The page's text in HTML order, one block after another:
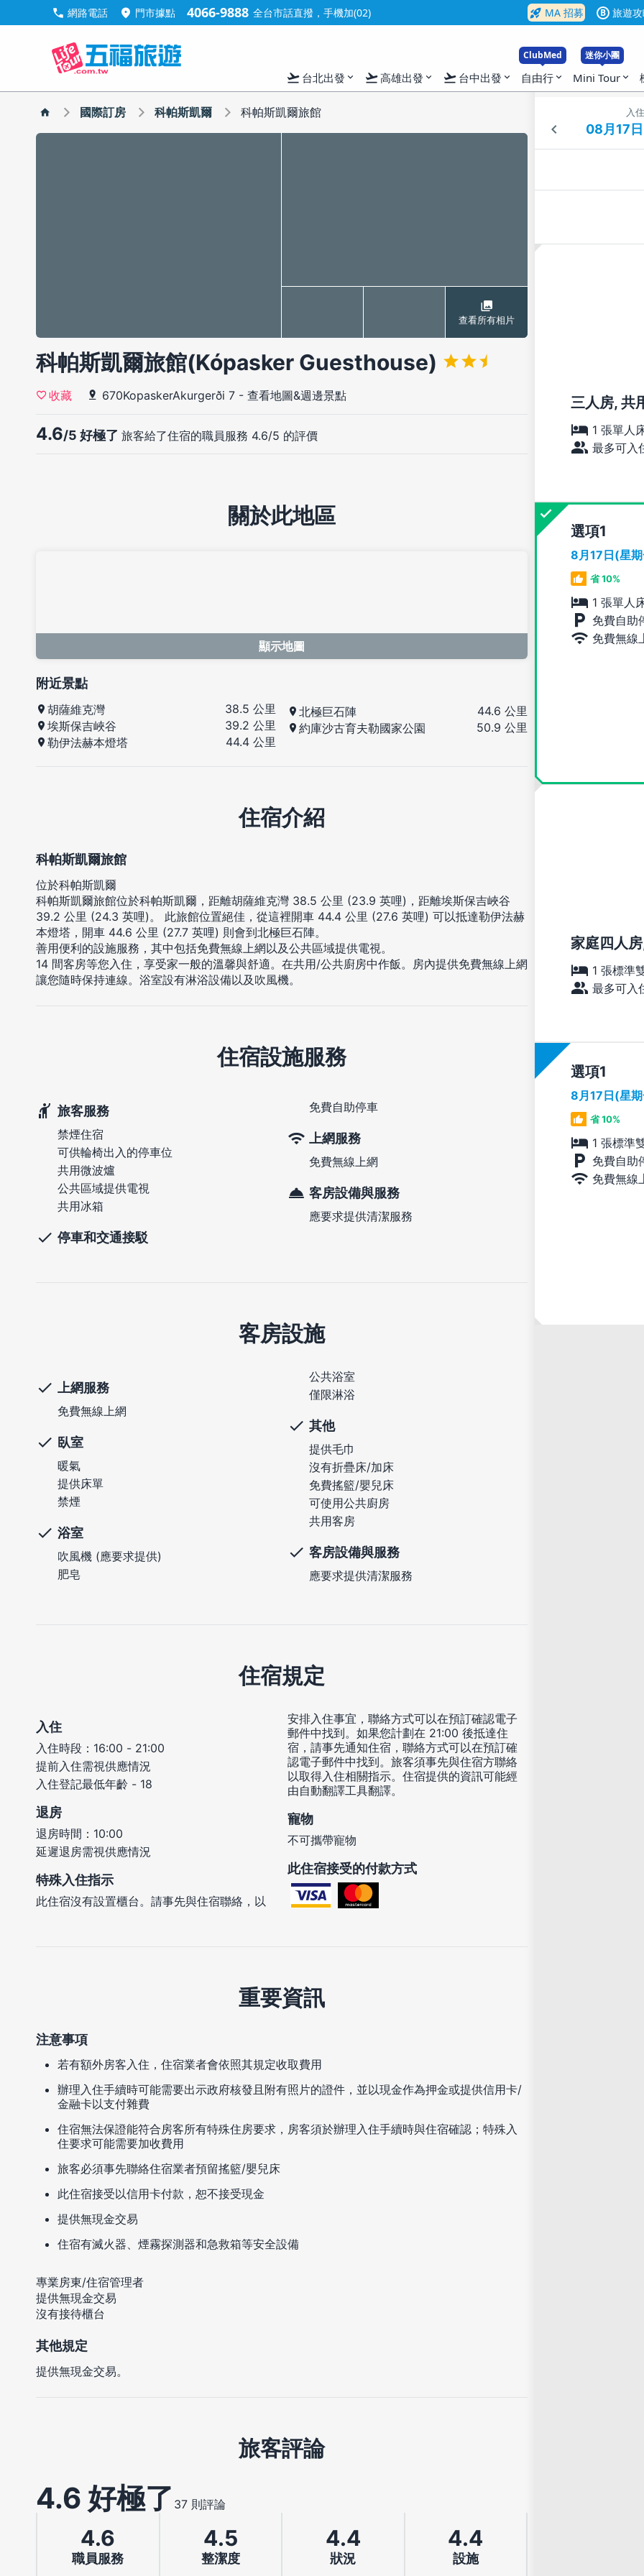
call 網路電話 location_on 門市據點 4066-9888 全台市話直撥，手機加(02) rocket_launch MA 招募 B 旅遊
flight_takeoff 台北出發 expand_more flight_takeoff高雄出發 expand_more flight_takeoff 台中出發 expand_more
ClubMed
自由行 expand_more
迷你小團
Mini Tour expand_more
國際訂房 科帕斯凱爾 科帕斯凱爾旅館
查看所有相片
科帕斯凱爾旅館(Kópasker Guesthouse)
收藏 670KopaskerAkurgerði 7 - 查看地圖&週邊景點
4.6/5 好極了 旅客給了住宿的職員服務 4.6/5 的評價
入住
三人房, 共
1 張單人
最多可入
選項
8月17日(星
省 10%
1 張單人
免費自助
免費無線
家庭四人
1 張標準
最多可入
選項
8月17日(星
省 10%
1 張標準
免費自助
免費無線
關於此地區
顯示地圖
附近景點
胡薩維克灣
38.5 公里
埃斯保吉峽谷
39.2 公里
勒伊法赫本燈塔
44.4 公里
北極巨石陣
44.6 公里
約庫沙古育夫勒國家公園
50.9 公里
住宿介紹
科帕斯凱爾旅館
位於科帕斯凱爾
科帕斯凱爾旅館位於科帕斯凱爾，距離胡薩維克灣 38.5 公里 (23.9 英哩)，距離埃斯保吉峽谷
39.2 公里 (24.3 英哩)。 此旅館位置絕佳，從這裡開車 44.4 公里 (27.6 英哩) 可以抵達勒伊法赫
本燈塔，開車 44.6 公里 (27.7 英哩) 則會到北極巨石陣。
善用便利的設施服務，其中包括免費無線上網以及公共區域提供電視。
14 間客房等您入住，享受家一般的溫馨與舒適。在共用/公共廚房中作飯。房內提供免費無線上網
讓您隨時保持連線。浴室設有淋浴設備以及吹風機。
住宿設施服務
旅客服務
禁煙住宿
可供輪椅出入的停車位
共用微波爐
公共區域提供電視
共用冰箱
停車和交通接駁
免費自助停車
上網服務
免費無線上網
客房設備與服務
應要求提供清潔服務
客房設施
上網服務
免費無線上網
臥室
暖氣
提供床單
禁煙
浴室
吹風機 (應要求提供)
肥皂
公共浴室
僅限淋浴
其他
提供毛巾
沒有折疊床/加床
免費搖籃/嬰兒床
可使用公共廚房
共用客房
客房設備與服務
應要求提供清潔服務
住宿規定
入住
入住時段：16:00 - 21:00
提前入住需視供應情況
入住登記最低年齡 - 18
退房
退房時間：10:00
延遲退房需視供應情況
特殊入住指示
此住宿沒有設置櫃台。請事先與住宿聯絡，以
安排入住事宜，聯絡方式可以在預訂確認電子
郵件中找到。如果您計劃在 21:00 後抵達住
宿，請事先通知住宿，聯絡方式可以在預訂確
認電子郵件中找到。旅客須事先與住宿方聯絡
以取得入住相關指示。住宿提供的資訊可能經
由自動翻譯工具翻譯。
寵物
不可攜帶寵物
此住宿接受的付款方式
重要資訊
注意事項
若有額外房客入住，住宿業者會依照其規定收取費用
辦理入住手續時可能需要出示政府核發且附有照片的證件，並以現金作為押金或提供信用卡/
金融卡以支付雜費
住宿無法保證能符合房客所有特殊住房要求，房客須於辦理入住手續時與住宿確認；特殊入
住要求可能需要加收費用
旅客必須事先聯絡住宿業者預留搖籃/嬰兒床
此住宿接受以信用卡付款，恕不接受現金
提供無現金交易
住宿有滅火器、煙霧探測器和急救箱等安全設備
專業房東/住宿管理者
提供無現金交易
沒有接待櫃台
其他規定
提供無現金交易。
旅客評論
4.6 好極了 37 則評論
4.6
職員服務
4.5
整潔度
4.4
狀況
4.4
設施